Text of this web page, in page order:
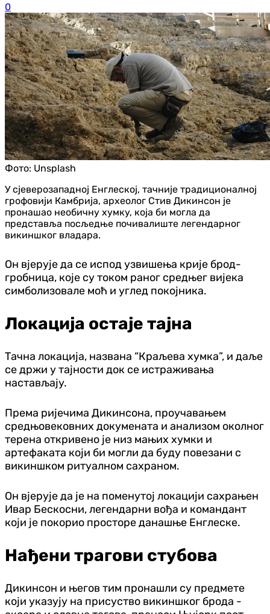
0
Фото: Unsplash
У сјеверозападној Енглеској, тачније традиционалној
грофовији Камбрија, археолог Стив Дикинсон је
пронашао необичну хумку, која би могла да
представља посљедње почивалиште легендарног
викиншког владара.
Он вјерује да се испод узвишења крије брод-
гробница, које су током раног средњег вијека
симболизовале моћ и углед покојника.
Локација остаје тајна
Тачна локација, названа “Краљева хумка”, и даље
се држи у тајности док се истраживања
настављају.
Према ријечима Дикинсона, проучавањем
средњовековних докумената и анализом околног
терена откривено је низ мањих хумки и
артефаката који би могли да буду повезани с
викиншком ритуалном сахраном.
Он вјерује да је на поменутој локацији сахрањен
Ивар Бескосни, легендарни вођа и командант
који је покорио просторе данашње Енглеске.
Нађени трагови стубова
Дикинсон и његов тим пронашли су предмете
који указују на присуство викиншког брода -